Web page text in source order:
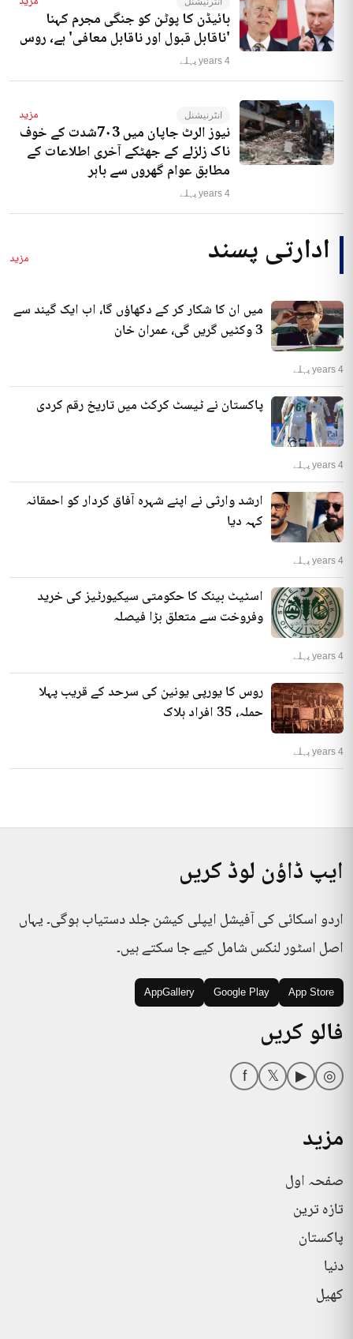
بائیڈن کا پوٹن کو جنگی مجرم کہنا
'ناقابل قبول اور ناقابل معافی' ہے، روس
4 years پہلے
انٹرنیشنل مزید
نیوز الرٹ جاپان میں 7۰3شدت کے خوف
ناک زلزلے کے جھٹکے آخری اطلاعات کے
مطابق عوام گھروں سے باہر
4 years پہلے
ادارتی پسند مزید
میں ان کا شکار کر کے دکھاؤں گا، اب ایک گیند سے
3 وکٹیں گریں گی، عمران خان
4 years پہلے
پاکستان نے ٹیسٹ کرکٹ میں تاریخ رقم کردی
4 years پہلے
ارشد وارثی نے اپنے شہرہ آفاق کردار کو احمقانہ
کہہ دیا
4 years پہلے
اسٹیٹ بینک کا حکومتی سیکیورٹیز کی خرید
وفروخت سے متعلق بڑا فیصلہ
4 years پہلے
روس کا یورپی یونین کی سرحد کے قریب پہلا
حملہ، 35 افراد ہلاک
4 years پہلے
ایپ ڈاؤن لوڈ کریں
اردو اسکائی کی آفیشل ایپلی کیشن جلد دستیاب ہوگی۔ یہاں
اصل اسٹور لنکس شامل کیے جا سکتے ہیں۔
App Store
Google Play
AppGallery
فالو کریں
◎
▶
𝕏
f
مزید
صفحہ اول
تازہ ترین
پاکستان
دنیا
کھیل